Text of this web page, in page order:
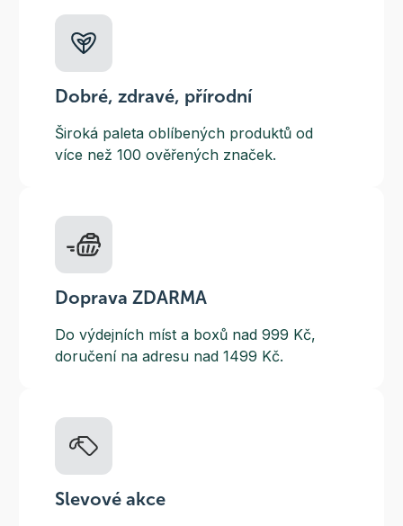
Dobré, zdravé, přírodní
Široká paleta oblíbených produktů od
více než 100 ověřených značek.
Doprava ZDARMA
Do výdejních míst a boxů nad 999 Kč,
doručení na adresu nad 1499 Kč.
Slevové akce